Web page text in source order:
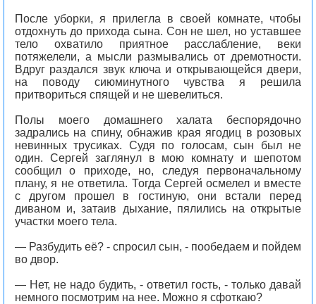
После уборки, я прилегла в своей комнате, чтобы
отдохнуть до прихода сына. Сон не шел, но уставшее
тело охватило приятное расслабление, веки
потяжелели, а мысли размывались от дремотности.
Вдруг раздался звук ключа и открывающейся двери,
на поводу сиюминутного чувства я решила
притвориться спящей и не шевелиться.
Полы моего домашнего халата беспорядочно
задрались на спину, обнажив края ягодиц в розовых
невинных трусиках. Судя по голосам, сын был не
один. Сергей заглянул в мою комнату и шепотом
сообщил о приходе, но, следуя первоначальному
плану, я не ответила. Тогда Сергей осмелел и вместе
с другом прошел в гостиную, они встали перед
диваном и, затаив дыхание, пялились на открытые
участки моего тела.
— Разбудить её? - спросил сын, - пообедаем и пойдем
во двор.
— Нет, не надо будить, - ответил гость, - только давай
немного посмотрим на нее. Можно я сфоткаю?